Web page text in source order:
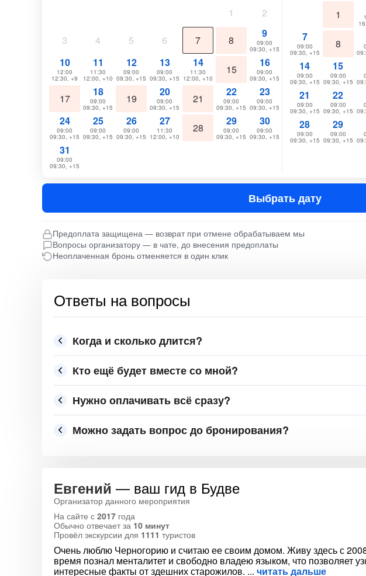
1 2
3 4 5 6 7 8
9
09:00
09:30, +15
10
12:00
12:30, +9
11
11:30
12:00, +10
12
09:00
09:30, +15
13
09:00
09:30, +15
14
11:30
12:00, +10
15
16
09:00
09:30, +15
17
18
09:00
09:30, +15
19
20
09:00
09:30, +15
21
22
09:00
09:30, +15
23
09:00
09:30, +15
24
09:00
09:30, +15
25
09:00
09:30, +15
26
09:00
09:30, +15
27
11:30
12:00, +10
28
29
09:00
09:30, +15
30
09:00
09:30, +15
31
09:00
09:30, +15
1
7
09:00
09:30, +15
8
14
09:00
09:30, +15
15
09:00
09:30, +15
21
09:00
09:30, +15
22
09:00
09:30, +15
28
09:00
09:30, +15
29
09:00
09:30, +15
Выбрать дату
Предоплата защищена — возврат при отмене обрабатываем мы
Вопросы организатору — в чате, до внесения предоплаты
Неоплаченная бронь отменяется в один клик
Ответы на вопросы
Когда и сколько длится?
Кто ещё будет вместе со мной?
Нужно оплачивать всё сразу?
Можно задать вопрос до бронирования?
Евгений — ваш гид в Будве
Организатор данного мероприятия
На сайте с 2017 года
Обычно отвечает за 10 минут
Провёл экскурсии для 1111 туристов
Очень люблю Черногорию и считаю ее своим домом. Живу здесь с 2008
время познал менталитет и свободно владею языком, что позволяет
интересные факты от здешних старожилов. читать дальше